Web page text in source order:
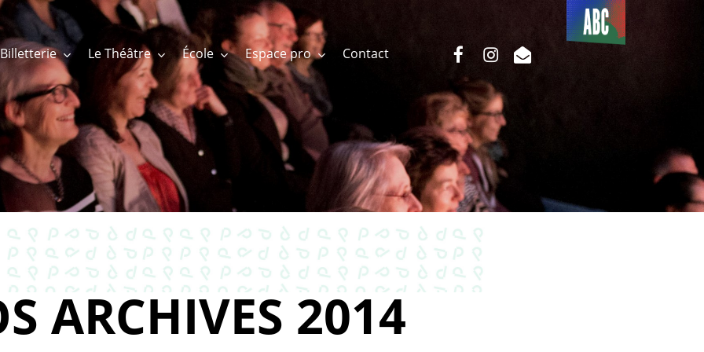
Billetterie Le Théâtre École Espace pro Contact
Du côté
de l’ABC
facebookinstagram
email
ARCHIVES 2014